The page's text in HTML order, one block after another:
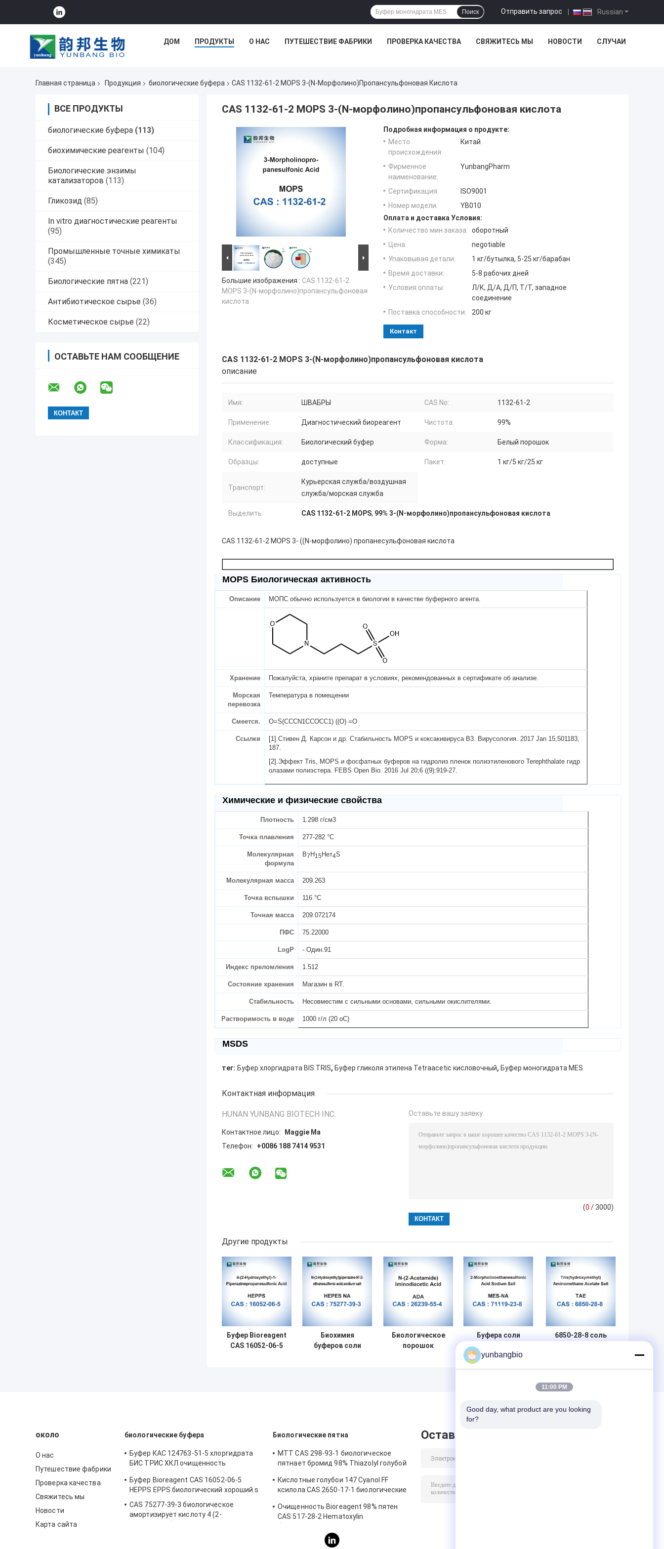
Russian
Отправить запрос |
Поиск
ДОМ ПРОДУКТЫ О НАС ПУТЕШЕСТВИЕ ФАБРИКИ ПРОВЕРКА КАЧЕСТВА СВЯЖИТЕСЬ МЫ НОВОСТИ СЛУЧАИ
Главная страница Продукция биологические буфера CAS 1132-61-2 MOPS 3-(N-Морфолино)пропансульфоновая Кислота
ВСЕ ПРОДУКТЫ
биологические буфера (113)
биохимические реагенты (104)
Биологические энзимы
катализаторов (113)
Гликозид (85)
In vitro диагностические реагенты
(95)
Промышленные точные химикаты
(345)
Биологические пятна (221)
Антибиотическое сырье (36)
Косметическое сырье (22)
ОСТАВЬТЕ НАМ СООБЩЕНИЕ
CAS 1132-61-2 MOPS 3-(N-морфолино)пропансульфоновая кислота
Большие изображения : CAS 1132-61-2
MOPS 3-(N-морфолино)пропансульфоновая
кислота
Подробная информация о продукте:
Место
происхождения:
Китай
Фирменное
наименование:
YunbangPharm
Сертификация:
ISO9001
Номер модели:
YB010
Оплата и доставка Условия:
Количество мин заказа: оборотный
Цена:
negotiable
Упаковывая детали:
1 кг/бутылка, 5-25 кг/барабан
Время доставки:
5-8 рабочих дней
Условия оплаты:
Л/К, Д/А, Д/П, Т/Т, западное
соединение
Поставка способности:
200 кг
Контакт
CAS 1132-61-2 MOPS 3-(N-морфолино)пропансульфоновая кислота
описание
Имя: ШВАБРЫ CAS No: 1132-61-2
Применение: Диагностический биореагент Чистота: 99%
Классификация: Биологический буфер Форма: Белый порошок
Образцы: доступные Пакет: 1 кг/5 кг/25 кг
Транспорт:
Курьерская служба/воздушная
служба/морская служба
Выделить: CAS 1132-61-2 MOPS, 99% 3-(N-морфолино)пропансульфоновая кислота
CAS 1132-61-2 MOPS 3- ((N-морфолино) пропанесульфоновая кислота
MOPS Биологическая активность
Описание МОПС обычно используется в биологии в качестве буферного агента.
Хранение Пожалуйста, храните препарат в условиях, рекомендованных в сертификате об анализе.
Морская
перевозка
Температура в помещении
Смеется. O=S(CCCN1CCOCC1) ((O) =O
Ссылки [1].Стивен Д. Карсон и др. Стабильность MOPS и коксакивируса B3. Вирусология. 2017 Jan 15;501183,
187.
[2].Эффект Tris, MOPS и фосфатных буферов на гидролиз пленок полиэтиленового Terephthalate гидр
олазами полиэстера. FEBS Open Bio. 2016 Jul 20;6 ((9):919-27.
Химические и физические свойства
Плотность 1.298 г/см3
Точка плавления 277-282 °C
Молекулярная
формула
В7 H 15 Нет4S
Молекулярная масса 209.263
Точка вспышки 116 °C
Точная масса 209.072174
ПФС 75.22000
LogP - Один.91
Индекс преломления 1.512
Состояние хранения Магазин в RT.
Стабильность Несовместим с сильными основами, сильными окислителями.
Растворимость в воде 1000 г/л (20 oC)
MSDS
тег: Буфер хлоргидрата BIS TRIS, Буфер гликоля этилена Tetraacetic кисловочный, Буфер моногидрата MES
Контактная информация
HUNAN YUNBANG BIOTECH INC.
Контактное лицо:
Maggie Ma
Телефон:
+0086 188 7414 9531
Оставьте вашу заявку
(0 / 3000)
Другие продукты
Буфер Bioreagent
CAS 16052-06-5
Биохимия
буферов соли
Биологическое
порошок
Буфера соли
биологические
6850-28-8 соль
Aminomethane
около
О нас
Путешествие фабрики
Проверка качества
Свяжитесь мы
Новости
Карта сайта
биологические буфера
Буфер КАС 124763-51-5 хлоргидрата
БИС ТРИС ХКЛ очищенность
Буфер Bioreagent CAS 16052-06-5
HEPPS EPPS биологический хороший s
CAS 75277-39-3 биологическое
амортизирует кислоту 4 (2-
Биологические пятна
MTT CAS 298-93-1 биологическое
пятнает бромид 98% Thiazolyl голубой
Кислотные голубои 147 Cyanol FF
ксилола CAS 2650-17-1 биологические
Очищенность Bioreagent 98% пятен
CAS 517-28-2 Hematoxylin
Оставить сообщение
yunbangbio
11:00 PM
Good day, what product are you looking
for?